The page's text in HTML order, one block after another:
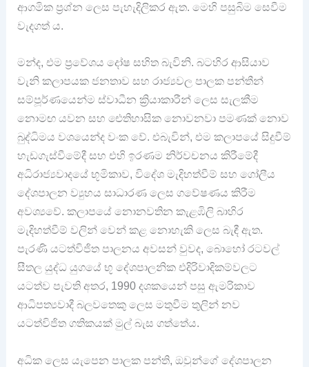
ආගමික ප්‍රශ්න ලෙස පැහැදිලිකර ඇත. මෙහි පසුබිම සෙවීම
වැදගත් ය.
මන්ද, එම ප්‍රවේශය දෝෂ සහිත බැවිනි. බටහිර ආසියාව
වැනි කලාපයක ජනතාව සහ රාජ්‍යවල පාලක පන්තීන්
සම්පූර්ණයෙන්ම ස්වාධීන ක්‍රියාකාරීන් ලෙස සැලකීම
නොමඟ යවන සහ ඓතිහාසික නොවනවා පමණක් නොව
බුද්ධිමය වශයෙන්ද වංක වේ. එබැවින්, එම කලාපයේ සිදුවීම්
හැඩගැස්වීමේදී සහ එහි ඉරණම නිර්වචනය කිරීමේදී
අධිරාජ්‍යවාදයේ භූමිකාව, විදේශ මැදිහත්වීම් සහ ගෝලීය
දේශපාලන ව්‍යුහය සාධාරණ ලෙස ගවේෂණය කිරීම
අවශ්‍යවේ. කලාපයේ නොනවතින කැළඹිලි බාහිර
මැදිහත්වීම් වලින් වෙන් කළ නොහැකි ලෙස බැඳී ඇත.
පැරණි යටත්විජිත පාලනය අවසන් වුවද, බොහෝ රටවල්
සීතල යුද්ධ යුගයේ භූ දේශපාලනික එදිරිවාදිකම්වලට
යටත්ව පැවති අතර, 1990 දශකයෙන් පසු ඇමරිකාව
ආධිපත්‍යවාදී බලවතෙකු ලෙස මතුවීම තුලින් නව
යටත්විජිත ගතිකයක් මුල් බැස ගත්තේය.
අධික ලෙස යැපෙන පාලක පන්ති, ඔවුන්ගේ දේශපාලන